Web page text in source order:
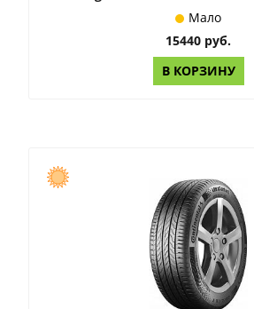
Мало
15440 руб.
В КОРЗИНУ